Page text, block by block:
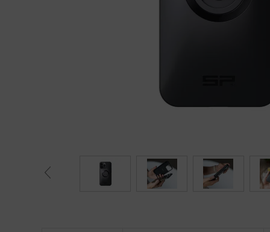
← Terug naar productnavigatie